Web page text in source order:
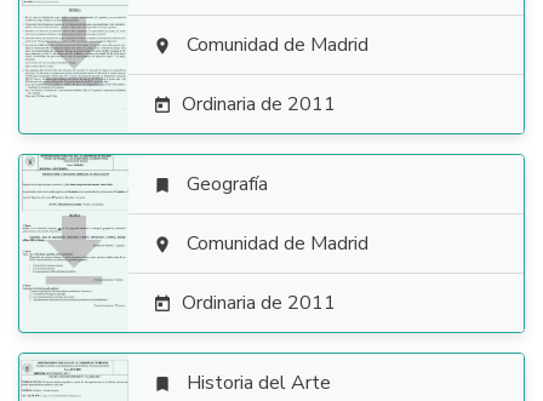
  Comunidad de Madrid
 Ordinaria de 2011

 Geografía
 Comunidad de Madrid
 Ordinaria de 2011
 Historia del Arte